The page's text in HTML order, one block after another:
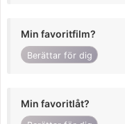
Min favoritfilm?
Berättar för dig
Min favoritlåt?